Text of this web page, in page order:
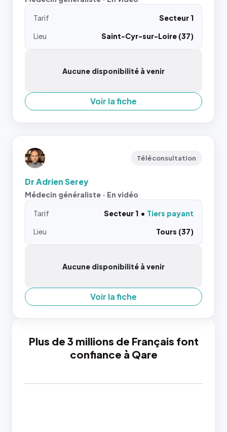
Tarif
Secteur 1
Lieu
Saint-Cyr-sur-Loire (37)
Aucune disponibilité à venir
Voir la fiche
Téléconsultation
Dr Adrien Serey
Médecin généraliste · En vidéo
Tarif Secteur 1
Tiers payant
Lieu
Tours (37)
Aucune disponibilité à venir
Voir la fiche
Plus de 3 millions de Français font
confiance à Qare